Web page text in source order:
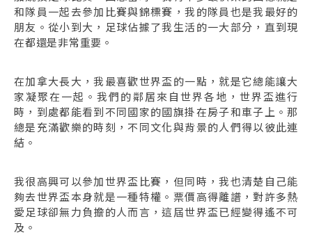
和隊員一起去參加比賽與錦標賽，我的隊員也是我最好的
朋友。從小到大，足球佔據了我生活的一大部分，直到現
在都還是非常重要。
在加拿大長大，我最喜歡世界盃的一點，就是它總能讓大
家凝聚在一起。我們的鄰居來自世界各地，世界盃進行
時，到處都能看到不同國家的國旗掛在房子和車子上。那
總是充滿歡樂的時刻，不同文化與背景的人們得以彼此連
結。
我很高興可以參加世界盃比賽，但同時，我也清楚自己能
夠去世界盃本身就是一種特權。票價高得離譜，對許多熱
愛足球卻無力負擔的人而言，這屆世界盃已經變得遙不可
及。